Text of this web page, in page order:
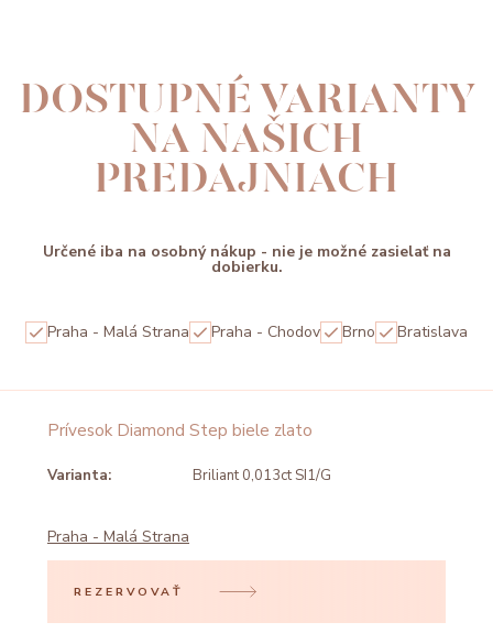
DOSTUPNÉ VARIANTY
NA NAŠICH
PREDAJNIACH
Určené iba na osobný nákup - nie je možné zasielať na
dobierku.
Praha - Malá Strana Praha - Chodov Brno Bratislava
Prívesok Diamond Step biele zlato
Varianta: Briliant 0,013ct SI1/G
Praha - Malá Strana
REZERVOVAŤ